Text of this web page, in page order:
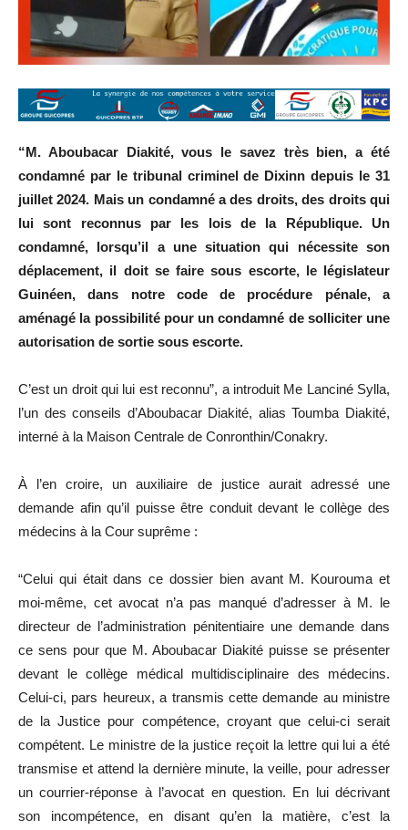
“M. Aboubacar Diakité, vous le savez très bien, a été
condamné par le tribunal criminel de Dixinn depuis le 31
juillet 2024. Mais un condamné a des droits, des droits qui
lui sont reconnus par les lois de la République. Un
condamné, lorsqu’il a une situation qui nécessite son
déplacement, il doit se faire sous escorte, le législateur
Guinéen, dans notre code de procédure pénale, a
aménagé la possibilité pour un condamné de solliciter une
autorisation de sortie sous escorte.
C’est un droit qui lui est reconnu”, a introduit Me Lanciné Sylla,
l’un des conseils d’Aboubacar Diakité, alias Toumba Diakité,
interné à la Maison Centrale de Conronthin/Conakry.
À l’en croire, un auxiliaire de justice aurait adressé une
demande afin qu’il puisse être conduit devant le collège des
médecins à la Cour suprême :
“Celui qui était dans ce dossier bien avant M. Kourouma et
moi-même, cet avocat n’a pas manqué d’adresser à M. le
directeur de l’administration pénitentiaire une demande dans
ce sens pour que M. Aboubacar Diakité puisse se présenter
devant le collège médical multidisciplinaire des médecins.
Celui-ci, pars heureux, a transmis cette demande au ministre
de la Justice pour compétence, croyant que celui-ci serait
compétent. Le ministre de la justice reçoit la lettre qui lui a été
transmise et attend la dernière minute, la veille, pour adresser
un courrier-réponse à l’avocat en question. En lui décrivant
son incompétence, en disant qu’en la matière, c’est la